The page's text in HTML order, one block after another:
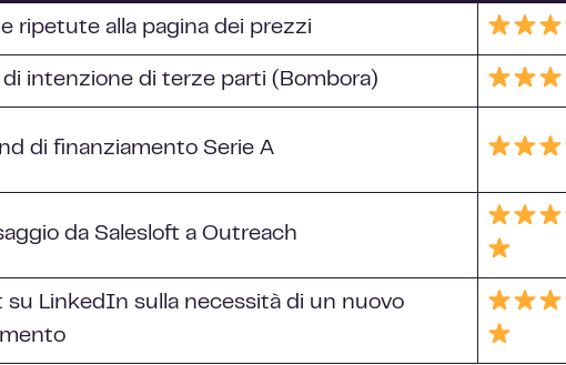
ripetute alla pagina dei prezzi
di intenzione di terze parti (Bombora)
di finanziamento Serie A
da Salesloft a Outreach
su LinkedIn sulla necessità di un nuovo